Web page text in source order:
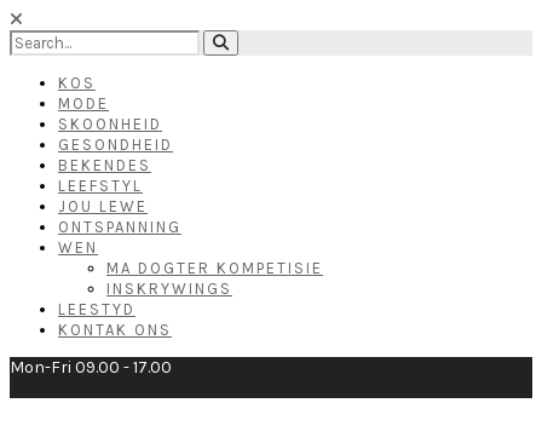
KOS
MODE
SKOONHEID
GESONDHEID
BEKENDES
LEEFSTYL
JOU LEWE
ONTSPANNING
WEN
MA DOGTER KOMPETISIE
INSKRYWINGS
LEESTYD
KONTAK ONS
Mon-Fri 09.00 - 17.00